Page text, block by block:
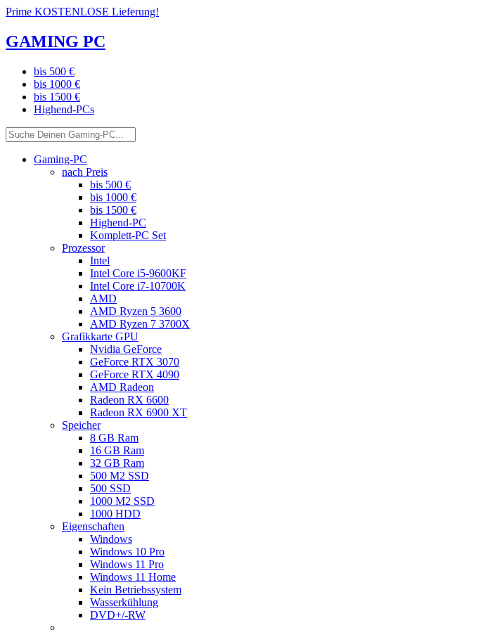
Prime KOSTENLOSE Lieferung!
GAMING PC
bis 500 €
bis 1000 €
bis 1500 €
Highend-PCs
Gaming-PC
nach Preis
bis 500 €
bis 1000 €
bis 1500 €
Highend-PC
Komplett-PC Set
Prozessor
Intel
Intel Core i5-9600KF
Intel Core i7-10700K
AMD
AMD Ryzen 5 3600
AMD Ryzen 7 3700X
Grafikkarte GPU
Nvidia GeForce
GeForce RTX 3070
GeForce RTX 4090
AMD Radeon
Radeon RX 6600
Radeon RX 6900 XT
Speicher
8 GB Ram
16 GB Ram
32 GB Ram
500 M2 SSD
500 SSD
1000 M2 SSD
1000 HDD
Eigenschaften
Windows
Windows 10 Pro
Windows 11 Pro
Windows 11 Home
Kein Betriebssystem
Wasserkühlung
DVD+/-RW